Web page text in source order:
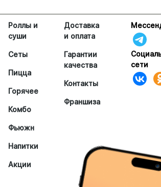
Роллы и
суши
Сеты
Пицца
Горячее
Комбо
Фьюжн
Напитки
Акции
Доставка
и оплата
Гарантии
качества
Контакты
Франшиза
сети